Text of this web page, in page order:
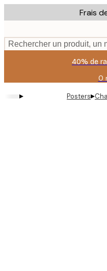
to
content.
Frais
Rechercher un produit, un
40% de
0
▸ Posters▸